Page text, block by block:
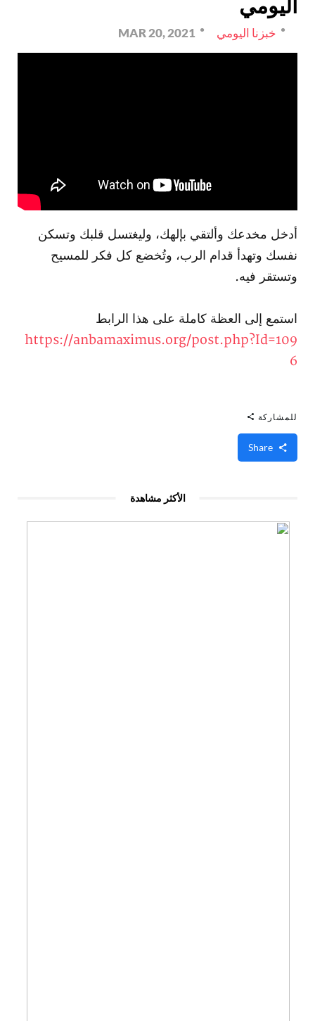
اليومي
خبزنا اليومي MAR 20, 2021
أدخل مخدعك وألتقي بإلهك، وليغتسل قلبك وتسكن
نفسك وتهدأ قدام الرب، وتُخضع كل فكر للمسيح
وتستقر فيه.
استمع إلى العظة كاملة على هذا الرابط
https://anbamaximus.org/post.php?Id=109
6
للمشاركة
الأكثر مشاهدة